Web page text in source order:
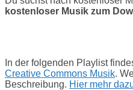
kostenloser Musik zum
In der folgenden Playlist
Creative Commons Musik.
Beschreibung. Hier mehr